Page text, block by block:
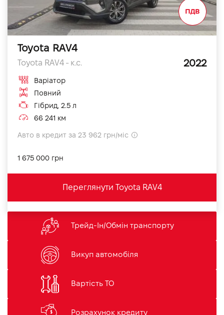
Toyota RAV4
Toyota RAV4 - к.с. 2022
Варіатор
Повний
Гібрид, 2.5 л
66 241 км
Авто в кредит за 23 962 грн/міс
1 675 000 грн
Переглянути Toyota RAV4
Трейд-Ін/Обмін транспорту
Викуп автомобіля
Вартість ТО
Розрахунок кредиту